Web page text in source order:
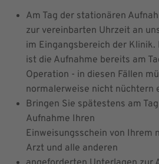
Am Tag der stationären
zur vereinbarten Uhrzeit an
im Eingangsbereich der Klinik.
ist die Aufnahme bereits am
Operation - in diesen Fällen
normalerweise nicht nüchtern
Bringen Sie spätestens am
Aufnahme Ihren
Einweisungsschein von Ihrem
Arzt und alle anderen